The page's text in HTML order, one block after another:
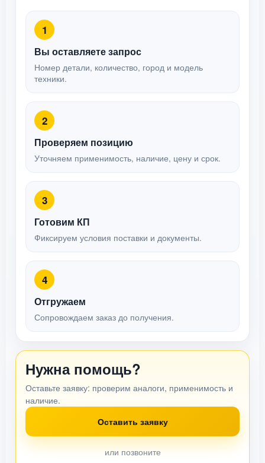
1
Вы оставляете запрос
Номер детали, количество, город и модель
техники.
2
Проверяем позицию
Уточняем применимость, наличие, цену и срок.
3
Готовим КП
Фиксируем условия поставки и документы.
4
Отгружаем
Сопровождаем заказ до получения.
Нужна помощь?
Оставьте заявку: проверим аналоги, применимость и
наличие.
Оставить заявку
или позвоните